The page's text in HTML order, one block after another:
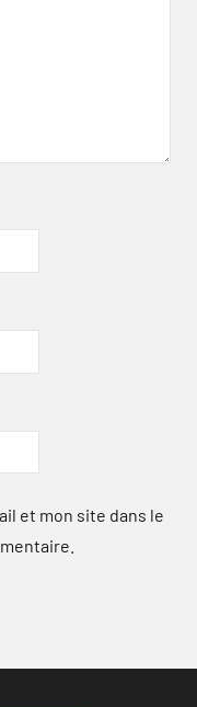
et mon site dans le